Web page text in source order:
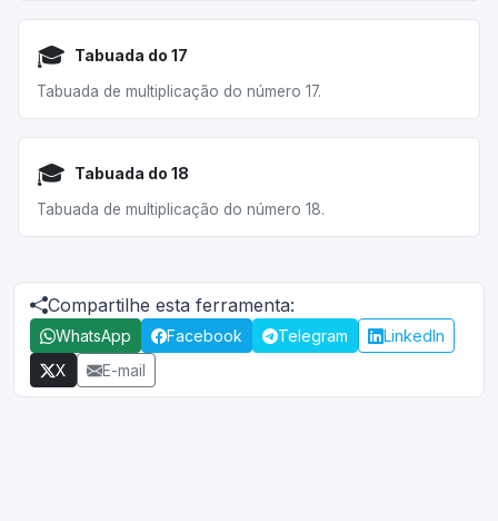
🎓 Tabuada do 17
Tabuada de multiplicação do número 17.
🎓 Tabuada do 18
Tabuada de multiplicação do número 18.
Compartilhe esta ferramenta:
WhatsApp Facebook Telegram
LinkedIn
X
E-mail